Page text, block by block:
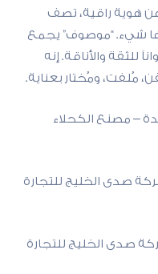
عن هوية راقية، تصف
شيء. “موصوف” يجمع
للثقة والأناقة. إنه
مُلفت، ومُختار بعناية.
– مصنع الكحلاء
صدى الخليج للتجارة
صدى الخليج للتجارة